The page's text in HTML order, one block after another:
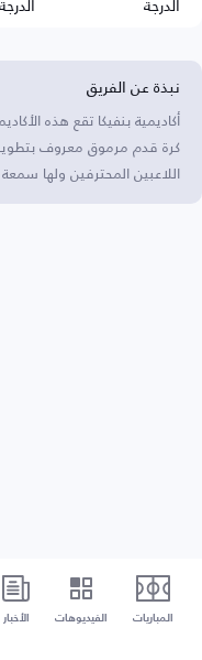
نبذة عن الفريق
أكاديمية بنفيكا تقع هذه
كرة قدم مرموق معروف
اللاعبين المحترفين ولها
المباريات الفيديوهات الأخبار